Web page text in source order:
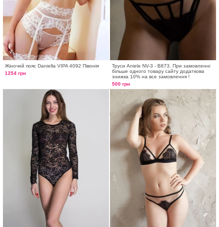
Жіночий пояс Daniella VIPA 4092 Півонія
1254 грн
Труси Aniele NV-3 - B873. При замовленні
більше одного товару сайту додаткова
знижка 10% на все замовлення !
500 грн